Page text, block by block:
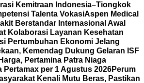
Kemitraan Indonesia–Tiongkok
Talenta VokasiAspen Medical
Berstandar Internasional Awal
Kolaborasi Layanan Kesehatan
Pertumbuhan Ekonomi Jelang
Kemendag Dukung Gelaran ISF
Pertamina Patra Niaga
Pertamax per 1 Agustus 2026Perum
Kenali Mutu Beras, Pastikan